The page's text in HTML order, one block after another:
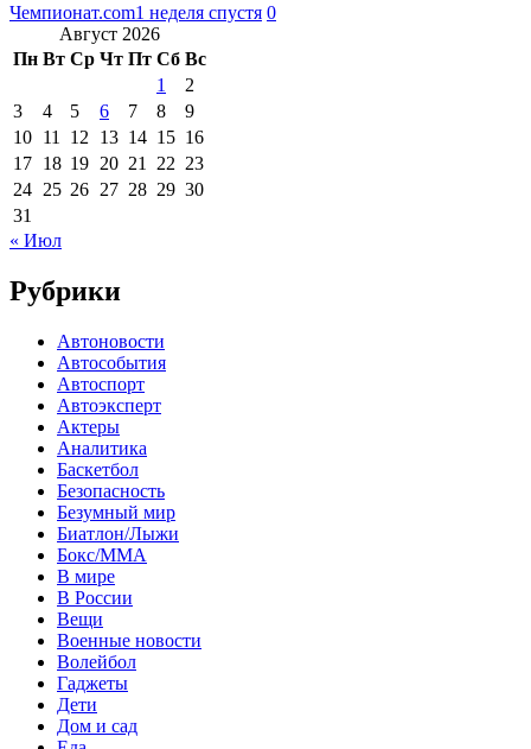
Чемпионат.com1 неделя спустя 0
Август 2026
Пн Вт Ср Чт Пт Сб Вс
1
2
3
4 5 6 7 8
9
10 11 12 13 14 15 16
17 18 19 20 21 22 23
24 25 26 27 28 29 30
31
« Июл
Рубрики
Автоновости
Автособытия
Автоспорт
Автоэксперт
Актеры
Аналитика
Баскетбол
Безопасность
Безумный мир
Биатлон/Лыжи
Бокс/MMA
В мире
В России
Вещи
Военные новости
Волейбол
Гаджеты
Дети
Дом и сад